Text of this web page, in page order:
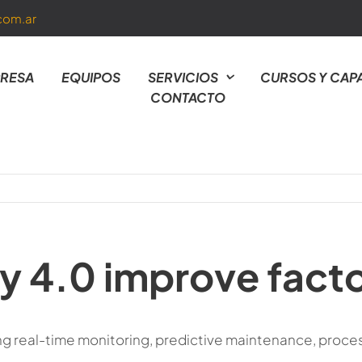
EQUIPOS SERVICIOS
CURSOS Y
CONTACTO
4.0 improve
real-time monitoring, predictive maintenance,